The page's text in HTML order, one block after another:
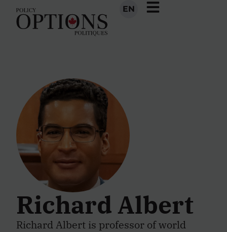
EN
Richard Albert
Richard Albert is professor of world